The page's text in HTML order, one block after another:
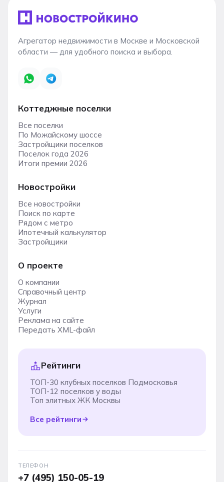
Агрегатор недвижимости в Москве и Московской
области — для удобного поиска и выбора.
Коттеджные поселки
Все поселки
По Можайскому шоссе
Застройщики поселков
Поселок года 2026
Итоги премии 2026
Новостройки
Все новостройки
Поиск по карте
Рядом с метро
Ипотечный калькулятор
Застройщики
О проекте
О компании
Справочный центр
Журнал
Услуги
Реклама на сайте
Передать XML-файл
Рейтинги
ТОП-30 клубных поселков Подмосковья
ТОП-12 поселков у воды
Топ элитных ЖК Москвы
Все рейтинги
ТЕЛЕФОН
+7 (495) 150-05-19